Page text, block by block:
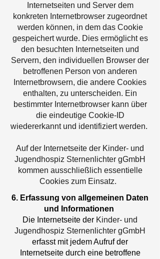
Internetseiten und Server dem
konkreten Internetbrowser zugeordnet
werden können, in dem das Cookie
gespeichert wurde. Dies ermöglicht es
den besuchten Internetseiten und
Servern, den individuellen Browser der
betroffenen Person von anderen
Internetbrowsern, die andere Cookies
enthalten, zu unterscheiden. Ein
bestimmter Internetbrowser kann über
die eindeutige Cookie-ID
wiedererkannt und identifiziert werden.
Auf der Internetseite der Kinder- und
Jugendhospiz Sternenlichter gGmbH
kommen ausschließlich essentielle
Cookies zum Einsatz.
6. Erfassung von allgemeinen Daten
und Informationen
Die Internetseite der Kinder- und
Jugendhospiz Sternenlichter gGmbH
erfasst mit jedem Aufruf der
Internetseite durch eine betroffene